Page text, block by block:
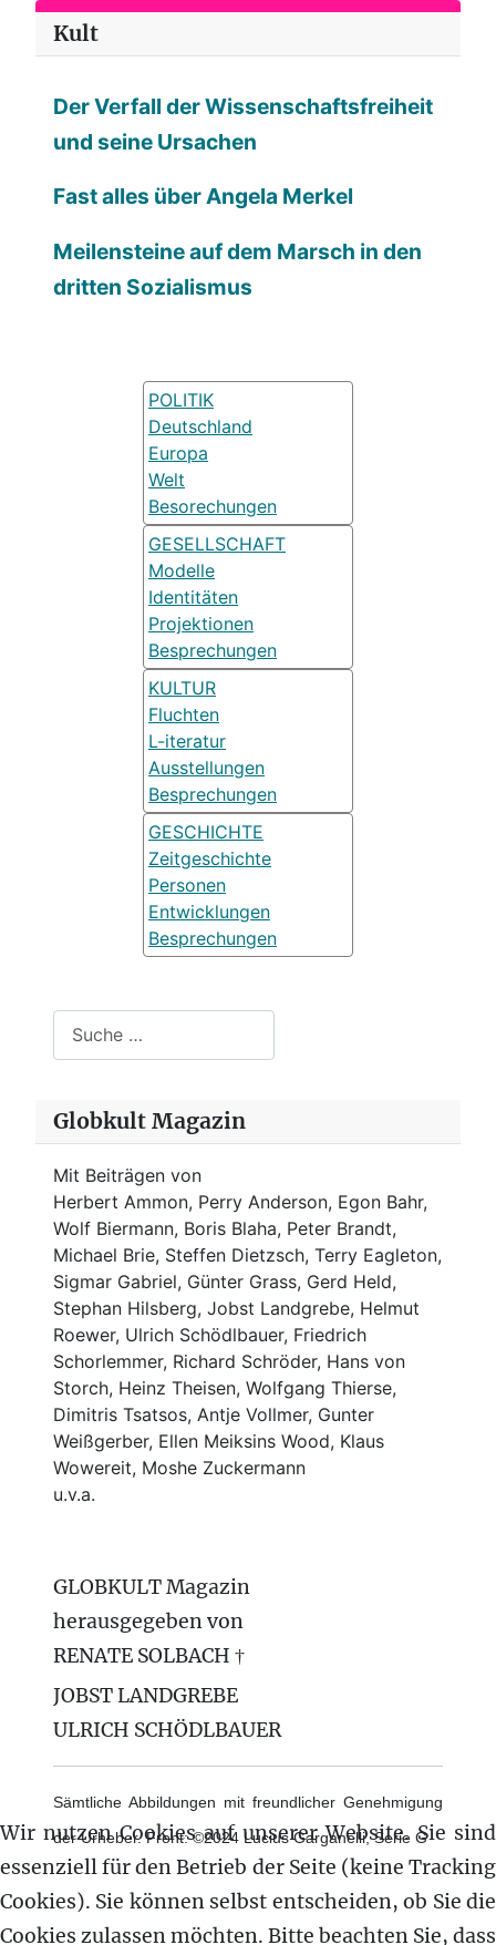
Kult
Der Verfall der Wissenschaftsfreiheit
und seine Ursachen
Fast alles über Angela Merkel
Meilensteine auf dem Marsch in den
dritten Sozialismus
POLITIK
Deutschland
Europa
Welt
Besorechungen
GESELLSCHAFT
Modelle
Identitäten
Projektionen
Besprechungen
KULTUR
Fluchten
L-iteratur
Ausstellungen
Besprechungen
GESCHICHTE
Zeitgeschichte
Personen
Entwicklungen
Besprechungen
Globkult Magazin
Mit Beiträgen von
Herbert Ammon, Perry Anderson, Egon Bahr,
Wolf Biermann, Boris Blaha, Peter Brandt,
Michael Brie, Steffen Dietzsch, Terry Eagleton,
Sigmar Gabriel, Günter Grass, Gerd Held,
Stephan Hilsberg, Jobst Landgrebe, Helmut
Roewer, Ulrich Schödlbauer, Friedrich
Schorlemmer, Richard Schröder, Hans von
Storch, Heinz Theisen, Wolfgang Thierse,
Dimitris Tsatsos, Antje Vollmer, Gunter
Weißgerber, Ellen Meiksins Wood, Klaus
Wowereit, Moshe Zuckermann
u.v.a.
GLOBKULT Magazin
herausgegeben von
RENATE SOLBACH †
JOBST LANDGREBE
ULRICH SCHÖDLBAUER
Sämtliche Abbildungen mit freundlicher Genehmigung
der Urheber. Front: ©2024 Lucius Garganelli, Serie G
Wir nutzen Cookies auf unserer Website. Sie sind
essenziell für den Betrieb der Seite (keine Tracking
Cookies). Sie können selbst entscheiden, ob Sie die
Cookies zulassen möchten. Bitte beachten Sie, dass